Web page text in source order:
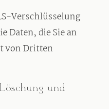
Verschlüsselung
Daten, die Sie an
von Dritten
und